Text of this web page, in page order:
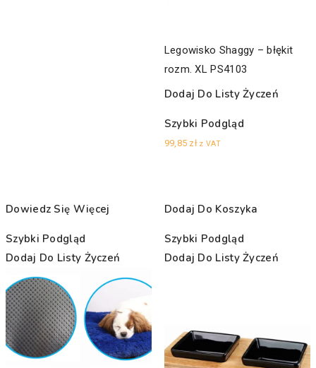
Legowisko Shaggy – błękit
rozm. XL PS4103
Dodaj Do Listy Życzeń
Szybki Podgląd
99,85 zł z VAT
Dowiedz Się Więcej
Szybki Podgląd
Dodaj Do Listy Życzeń
Dodaj Do Koszyka
Szybki Podgląd
Dodaj Do Listy Życzeń